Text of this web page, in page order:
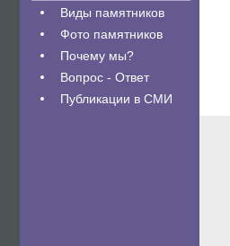
Виды памятников
Фото памятников
Почему мы?
Вопрос - Ответ
Публикации в СМИ